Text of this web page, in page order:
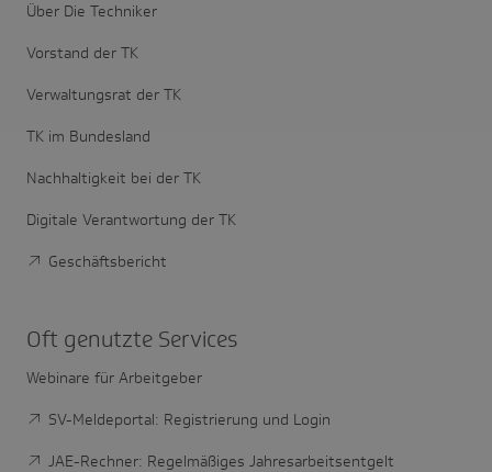
Über Die Techniker
Vorstand der TK
Verwaltungsrat der TK
TK im Bundesland
Nachhaltigkeit bei der TK
Digitale Verantwortung der TK
Geschäftsbericht
Oft genutzte Services
Webinare für Arbeitgeber
SV-Meldeportal: Registrierung und Login
JAE-Rechner: Regelmäßiges Jahresarbeitsentgelt